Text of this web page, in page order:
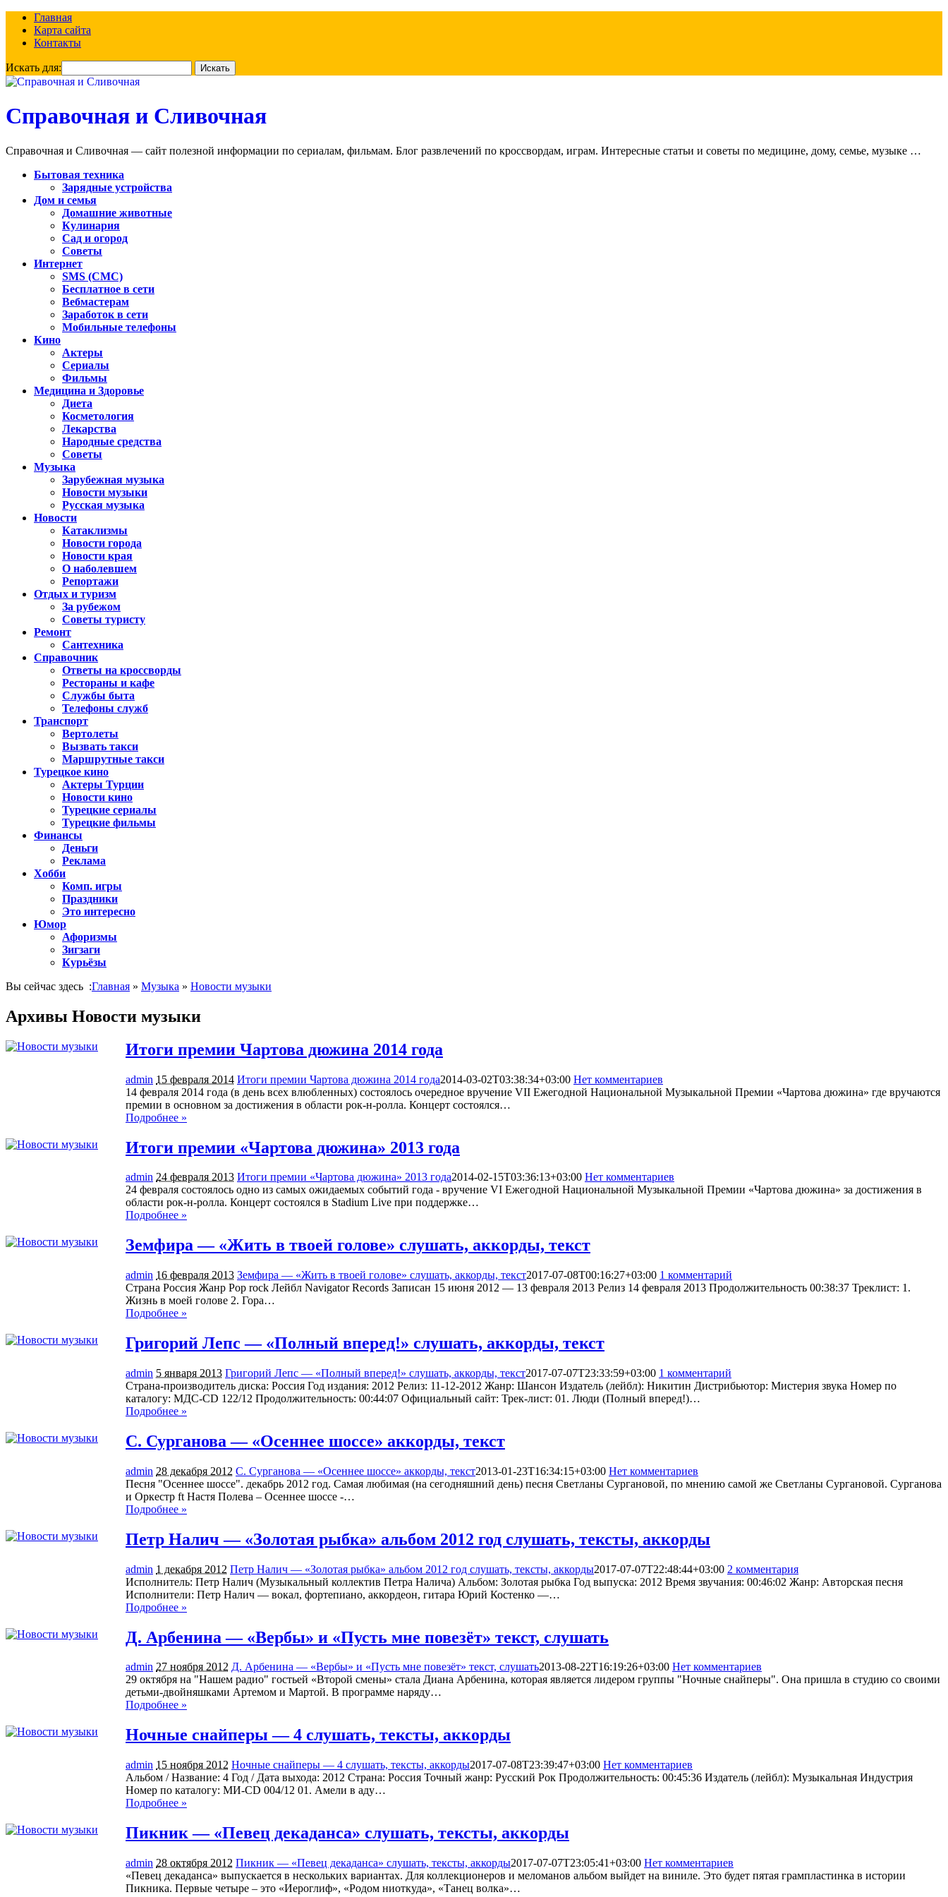
Главная
Карта сайта
Контакты
Искать для:
Справочная и Сливочная
Справочная и Сливочная — сайт полезной информации по сериалам, фильмам. Блог развлечений по кроссвордам, играм. Интересные статьи и советы по медицине, дому, семье, музыке …
Бытовая техника
Зарядные устройства
Дом и семья
Домашние животные
Кулинария
Сад и огород
Советы
Интернет
SMS (СМС)
Бесплатное в сети
Вебмастерам
Заработок в сети
Мобильные телефоны
Кино
Актеры
Сериалы
Фильмы
Медицина и Здоровье
Диета
Косметология
Лекарства
Народные средства
Советы
Музыка
Зарубежная музыка
Новости музыки
Русская музыка
Новости
Катаклизмы
Новости города
Новости края
О наболевшем
Репортажи
Отдых и туризм
За рубежом
Советы туристу
Ремонт
Сантехника
Справочник
Ответы на кроссворды
Рестораны и кафе
Службы быта
Телефоны служб
Транспорт
Вертолеты
Вызвать такси
Маршрутные такси
Турецкое кино
Актеры Турции
Новости кино
Турецкие сериалы
Турецкие фильмы
Финансы
Деньги
Реклама
Хобби
Комп. игры
Праздники
Это интересно
Юмор
Афоризмы
Зигзаги
Курьёзы
Вы сейчас здесь :Главная » Музыка » Новости музыки
Архивы Новости музыки
Итоги премии Чартова дюжина 2014 года
admin 15 февраля 2014 Итоги премии Чартова дюжина 2014 года2014-03-02T03:38:34+03:00 Нет комментариев
14 февраля 2014 года (в день всех влюбленных) состоялось очередное вручение VII Ежегодной Национальной Музыкальной Премии «Чартова дюжина» где вручаются
премии в основном за достижения в области рок-н-ролла. Концерт состоялся…
Подробнее »
Итоги премии «Чартова дюжина» 2013 года
admin 24 февраля 2013 Итоги премии «Чартова дюжина» 2013 года2014-02-15T03:36:13+03:00 Нет комментариев
24 февраля состоялось одно из самых ожидаемых событий года - вручение VI Ежегодной Национальной Музыкальной Премии «Чартова дюжина» за достижения в
области рок-н-ролла. Концерт состоялся в Stadium Live при поддержке…
Подробнее »
Земфира — «Жить в твоей голове» слушать, аккорды, текст
admin 16 февраля 2013 Земфира — «Жить в твоей голове» слушать, аккорды, текст2017-07-08T00:16:27+03:00 1 комментарий
Страна Россия Жанр Pop rock Лейбл Navigator Records Записан 15 июня 2012 — 13 февраля 2013 Релиз 14 февраля 2013 Продолжительность 00:38:37 Треклист: 1.
Жизнь в моей голове 2. Гора…
Подробнее »
Григорий Лепс — «Полный вперед!» слушать, аккорды, текст
admin 5 января 2013 Григорий Лепс — «Полный вперед!» слушать, аккорды, текст2017-07-07T23:33:59+03:00 1 комментарий
Страна-производитель диска: Россия Год издания: 2012 Релиз: 11-12-2012 Жанр: Шансон Издатель (лейбл): Никитин Дистрибьютор: Мистерия звука Номер по
каталогу: МДС-CD 122/12 Продолжительность: 00:44:07 Официальный сайт: Трек-лист: 01. Люди (Полный вперед!)…
Подробнее »
С. Сурганова — «Осеннее шоссе» аккорды, текст
admin 28 декабря 2012 С. Сурганова — «Осеннее шоссе» аккорды, текст2013-01-23T16:34:15+03:00 Нет комментариев
Песня "Осеннее шоссе". декабрь 2012 год. Самая любимая (на сегодняшний день) песня Светланы Сургановой, по мнению самой же Светланы Сургановой. Сурганова
и Оркестр ft Настя Полева – Осеннее шоссе -…
Подробнее »
Петр Налич — «Золотая рыбка» альбом 2012 год слушать, тексты, аккорды
admin 1 декабря 2012 Петр Налич — «Золотая рыбка» альбом 2012 год слушать, тексты, аккорды2017-07-07T22:48:44+03:00 2 комментария
Исполнитель: Петр Налич (Музыкальный коллектив Петра Налича) Альбом: Золотая рыбка Год выпуска: 2012 Время звучания: 00:46:02 Жанр: Авторская песня
Исполнители: Петр Налич — вокал, фортепиано, аккордеон, гитара Юрий Костенко —…
Подробнее »
Д. Арбенина — «Вербы» и «Пусть мне повезёт» текст, слушать
admin 27 ноября 2012 Д. Арбенина — «Вербы» и «Пусть мне повезёт» текст, слушать2013-08-22T16:19:26+03:00 Нет комментариев
29 октября на "Нашем радио" гостьей «Второй смены» стала Диана Арбенина, которая является лидером группы "Ночные снайперы". Она пришла в студию со своими
детьми-двойняшками Артемом и Мартой. В программе наряду…
Подробнее »
Ночные снайперы — 4 слушать, тексты, аккорды
admin 15 ноября 2012 Ночные снайперы — 4 слушать, тексты, аккорды2017-07-08T23:39:47+03:00 Нет комментариев
Альбом / Название: 4 Год / Дата выхода: 2012 Страна: Россия Точный жанр: Русский Рок Продолжительность: 00:45:36 Издатель (лейбл): Музыкальная Индустрия
Номер по каталогу: МИ-CD 004/12 01. Амели в аду…
Подробнее »
Пикник — «Певец декаданса» слушать, тексты, аккорды
admin 28 октября 2012 Пикник — «Певец декаданса» слушать, тексты, аккорды2017-07-07T23:05:41+03:00 Нет комментариев
«Певец декаданса» выпускается в нескольких вариантах. Для коллекционеров и меломанов альбом выйдет на виниле. Это будет пятая грампластинка в истории
Пикника. Первые четыре – это «Иероглиф», «Родом ниоткуда», «Танец волка»…